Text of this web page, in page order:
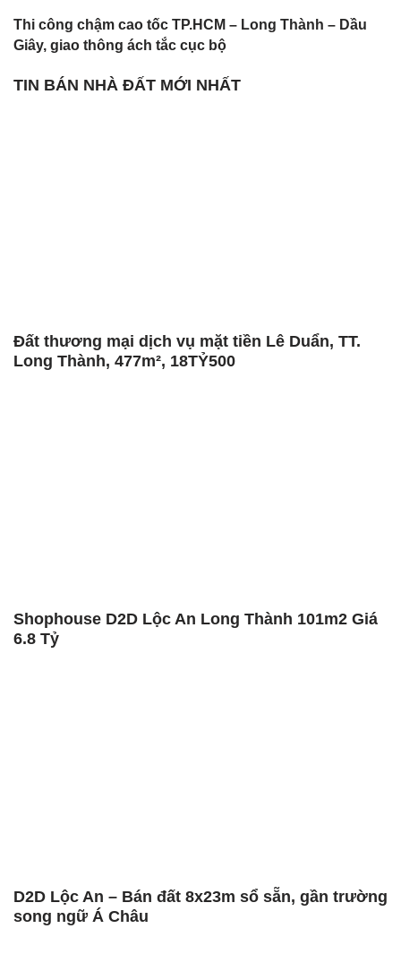
Thi công chậm cao tốc TP.HCM – Long Thành – Dầu
Giây, giao thông ách tắc cục bộ
TIN BÁN NHÀ ĐẤT MỚI NHẤT
Đất thương mại dịch vụ mặt tiền Lê Duẩn, TT.
Long Thành, 477m², 18TỶ500
Shophouse D2D Lộc An Long Thành 101m2 Giá
6.8 Tỷ
D2D Lộc An – Bán đất 8x23m sổ sẵn, gần trường
song ngữ Á Châu